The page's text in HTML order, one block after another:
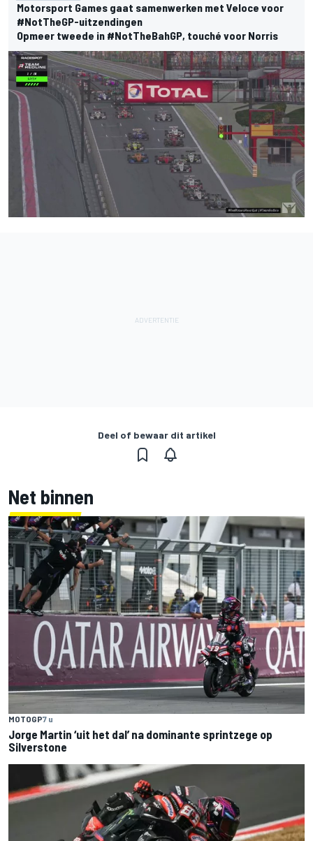
Motorsport Games gaat samenwerken met Veloce voor
#NotTheGP-uitzendingen
Opmeer tweede in #NotTheBahGP, touché voor Norris
Deel of bewaar dit artikel
Net binnen
MOTOGP7 u
Jorge Martin ‘uit het dal’ na dominante sprintzege op
Silverstone